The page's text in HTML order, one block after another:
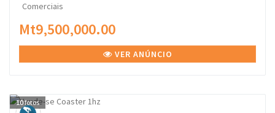
Comerciais
Mt9,500,000.00
VER ANÚNCIO
10fotos